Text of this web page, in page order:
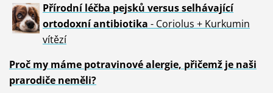
Přírodní léčba pejsků versus selhávající
ortodoxní antibiotika - Coriolus + Kurkumin
vítězí
Proč my máme potravinové alergie, přičemž je naši
prarodiče neměli?